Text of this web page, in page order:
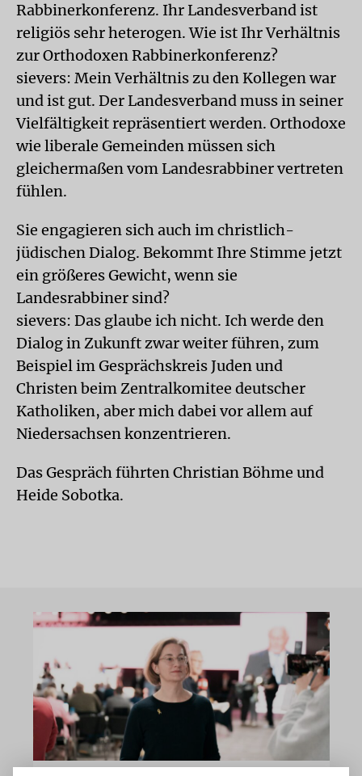
Rabbinerkonferenz. Ihr Landesverband ist
religiös sehr heterogen. Wie ist Ihr Verhältnis
zur Orthodoxen Rabbinerkonferenz?
sievers: Mein Verhältnis zu den Kollegen war
und ist gut. Der Landesverband muss in seiner
Vielfältigkeit repräsentiert werden. Orthodoxe
wie liberale Gemeinden müssen sich
gleichermaßen vom Landesrabbiner vertreten
fühlen.
Sie engagieren sich auch im christlich-
jüdischen Dialog. Bekommt Ihre Stimme jetzt
ein größeres Gewicht, wenn sie
Landesrabbiner sind?
sievers: Das glaube ich nicht. Ich werde den
Dialog in Zukunft zwar weiter führen, zum
Beispiel im Gesprächskreis Juden und
Christen beim Zentralkomitee deutscher
Katholiken, aber mich dabei vor allem auf
Niedersachsen konzentrieren.
Das Gespräch führten Christian Böhme und
Heide Sobotka.